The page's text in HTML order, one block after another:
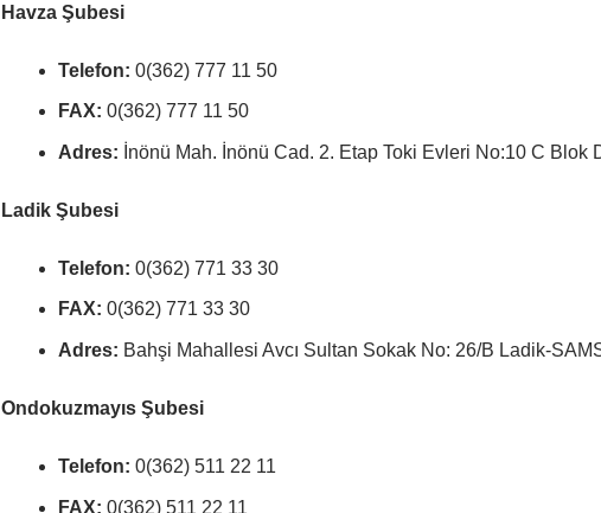
Havza Şubesi
Telefon: 0(362) 777 11 50
FAX: 0(362) 777 11 50
Adres: İnönü Mah. İnönü Cad. 2. Etap Toki Evleri No:10 C Blok
Ladik Şubesi
Telefon: 0(362) 771 33 30
FAX: 0(362) 771 33 30
Adres: Bahşi Mahallesi Avcı Sultan Sokak No: 26/B Ladik-
Ondokuzmayıs Şubesi
Telefon: 0(362) 511 22 11
FAX: 0(362) 511 22 11